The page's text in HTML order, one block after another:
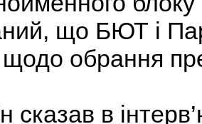
що БЮТ і
щодо обрання
сказав в